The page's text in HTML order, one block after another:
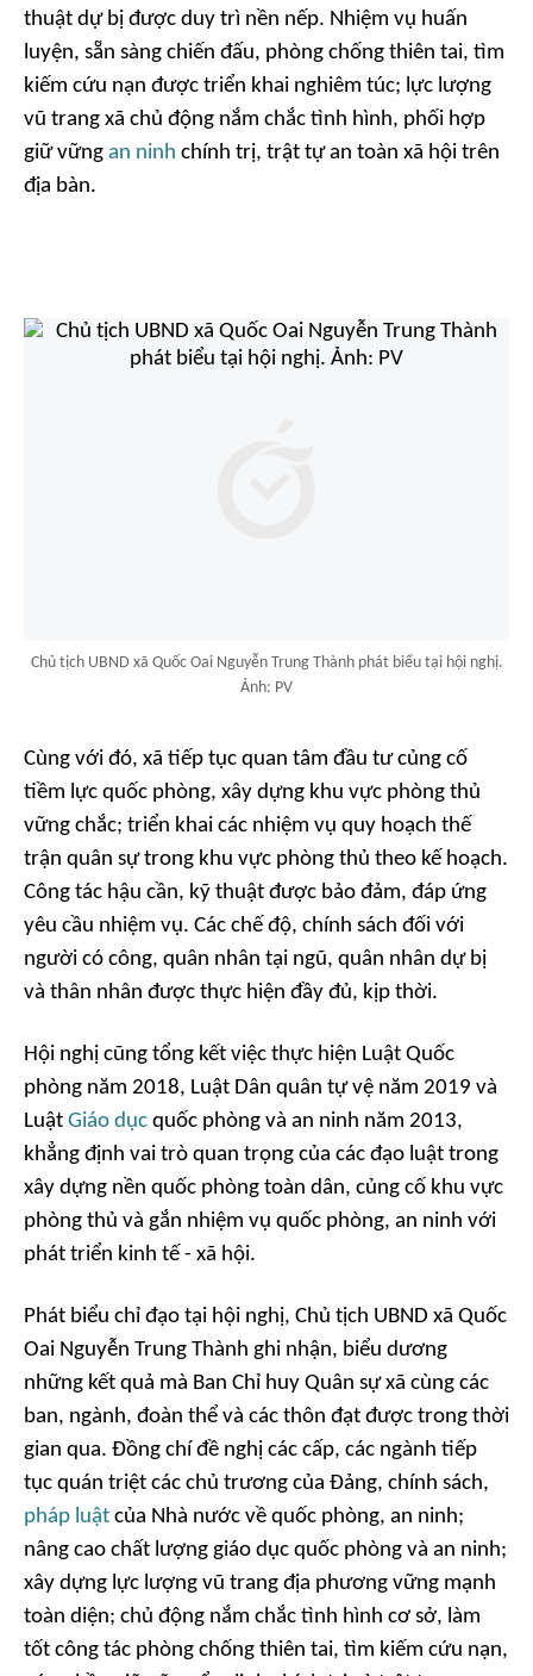
thuật dự bị được duy trì nền nếp. Nhiệm vụ huấn
luyện, sẵn sàng chiến đấu, phòng chống thiên tai, tìm
kiếm cứu nạn được triển khai nghiêm túc; lực lượng
vũ trang xã chủ động nắm chắc tình hình, phối hợp
giữ vững an ninh chính trị, trật tự an toàn xã hội trên
địa bàn.
Chủ tịch UBND xã Quốc Oai Nguyễn Trung Thành phát biểu tại hội nghị.
Ảnh: PV
Cùng với đó, xã tiếp tục quan tâm đầu tư củng cố
tiềm lực quốc phòng, xây dựng khu vực phòng thủ
vững chắc; triển khai các nhiệm vụ quy hoạch thế
trận quân sự trong khu vực phòng thủ theo kế hoạch.
Công tác hậu cần, kỹ thuật được bảo đảm, đáp ứng
yêu cầu nhiệm vụ. Các chế độ, chính sách đối với
người có công, quân nhân tại ngũ, quân nhân dự bị
và thân nhân được thực hiện đầy đủ, kịp thời.
Hội nghị cũng tổng kết việc thực hiện Luật Quốc
phòng năm 2018, Luật Dân quân tự vệ năm 2019 và
Luật Giáo dục quốc phòng và an ninh năm 2013,
khẳng định vai trò quan trọng của các đạo luật trong
xây dựng nền quốc phòng toàn dân, củng cố khu vực
phòng thủ và gắn nhiệm vụ quốc phòng, an ninh với
phát triển kinh tế - xã hội.
Phát biểu chỉ đạo tại hội nghị, Chủ tịch UBND xã Quốc
Oai Nguyễn Trung Thành ghi nhận, biểu dương
những kết quả mà Ban Chỉ huy Quân sự xã cùng các
ban, ngành, đoàn thể và các thôn đạt được trong thời
gian qua. Đồng chí đề nghị các cấp, các ngành tiếp
tục quán triệt các chủ trương của Đảng, chính sách,
pháp luật của Nhà nước về quốc phòng, an ninh;
nâng cao chất lượng giáo dục quốc phòng và an ninh;
xây dựng lực lượng vũ trang địa phương vững mạnh
toàn diện; chủ động nắm chắc tình hình cơ sở, làm
tốt công tác phòng chống thiên tai, tìm kiếm cứu nạn,